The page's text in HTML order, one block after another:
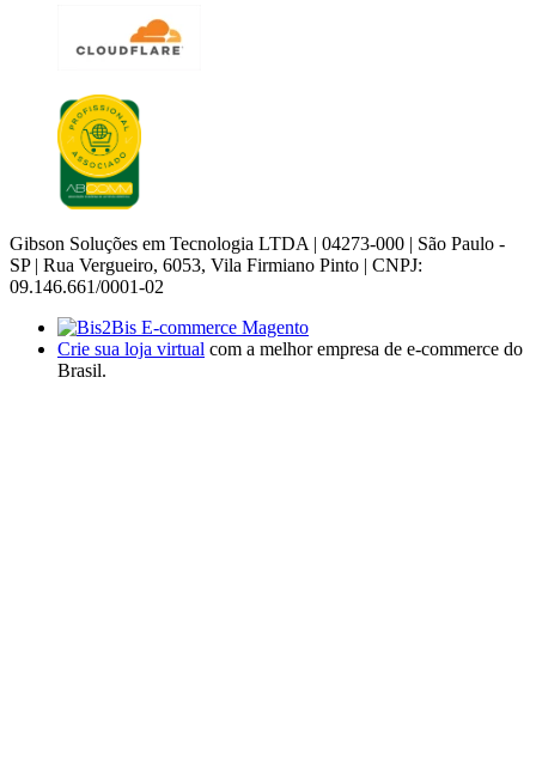
Gibson Soluções em Tecnologia LTDA | 04273-000 | São Paulo -
SP | Rua Vergueiro, 6053, Vila Firmiano Pinto | CNPJ:
09.146.661/0001-02
Crie sua loja virtual com a melhor empresa de e-commerce do
Brasil.